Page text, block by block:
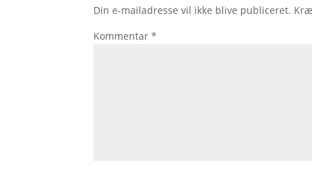
Din e-mailadresse vil ikke blive publiceret.
Kommentar*